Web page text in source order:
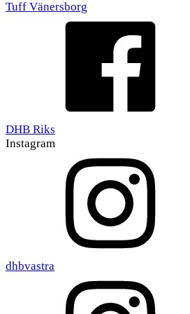
Tuff Vänersborg
DHB Riks
Instagram
dhbvastra